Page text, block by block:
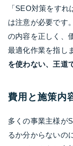
「SEO対策をす
は注意が必要です
の内容を正しく、
最適化作業を指し
を使わない、王道
費用と施策内
多くの事業主様が
るか分からないの